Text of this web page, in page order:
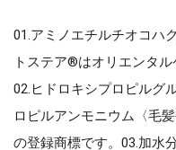
01.アミノエチルチオコハ
トステア®はオリエンタル
02.ヒドロキシプロピルグ
ロピルアンモニウム〈毛
の登録商標です。03.加水